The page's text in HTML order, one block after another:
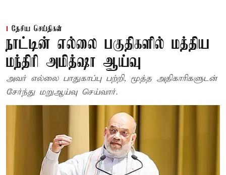
தேசிய செய்திகள்
நாட்டின் எல்லை பகுதிகளில் மத்திய
மந்திரி அமித்ஷா ஆய்வு
அவர் எல்லை பாதுகாப்பு பற்றி, மூத்த அதிகாரிகளுடன்
சேர்ந்து மறுஆய்வு செய்வார்.